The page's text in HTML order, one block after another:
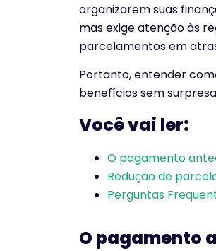
organizarem suas
mas exige atenção às
parcelamentos em
Portanto, entender
benefícios sem
Você vai ler:
O pagamento
Redução de
Perguntas
O pagamento